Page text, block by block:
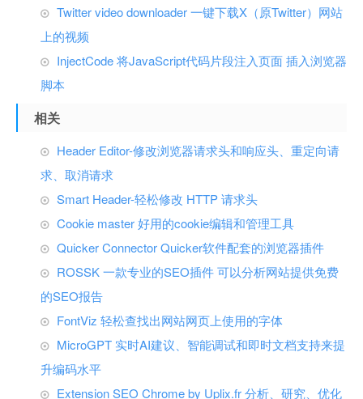
Twitter video downloader 一键下载X（原Twitter）网站
上的视频
InjectCode 将JavaScript代码片段注入页面 插入浏览器
脚本
相关
Header Editor-修改浏览器请求头和响应头、重定向请
求、取消请求
Smart Header-轻松修改 HTTP 请求头
Cookie master 好用的cookie编辑和管理工具
Quicker Connector Quicker软件配套的浏览器插件
ROSSK 一款专业的SEO插件 可以分析网站提供免费
的SEO报告
FontViz 轻松查找出网站网页上使用的字体
MicroGPT 实时AI建议、智能调试和即时文档支持来提
升编码水平
Extension SEO Chrome by Uplix.fr 分析、研究、优化